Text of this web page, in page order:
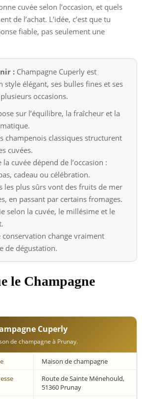
cuvée selon l’occasion, et quels
de l’achat. L’idée, c’est que tu
fiable, pas seulement une
: Champagne Cuperly est
style élégant, ses bulles fines et ses
occasions.
sur l’équilibre, la fraîcheur et la
champenois classiques structurent
cuvées.
la cuvée dépend de l’occasion :
cadeau ou célébration.
les plus sûrs vont des fruits de mer
en passant par certains fromages.
selon la cuvée, le millésime et le
conservation change vraiment
de dégustation.
le Champagne
Cuperly
de champagne à Prunay.
Maison de champagne
Route de Sainte Ménehould,
51360 Prunay